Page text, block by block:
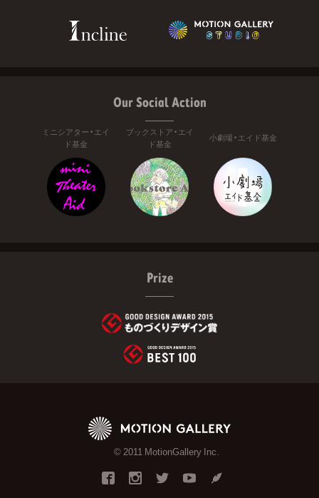
Our Social Action
ミニシアター・エイ
ド基金
ブックストア・エイ
ド基金
小劇場・エイド基金
Prize
© 2011 MotionGallery Inc.